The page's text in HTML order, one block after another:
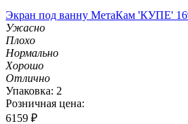
Экран под ванну МетаКам 'КУПЕ'
Ужасно
Плохо
Нормально
Хорошо
Отлично
Упаковка: 2
Розничная цена:
6159 ₽